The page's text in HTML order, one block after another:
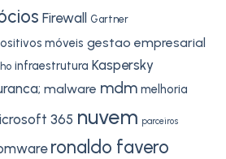
Firewall Gartner
móveis gestao empresarial
infraestrutura Kaspersky
malware mdm melhoria
365 nuvem parceiros
ronaldo favero